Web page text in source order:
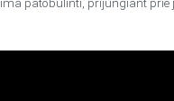
patobulinti, prijungiant